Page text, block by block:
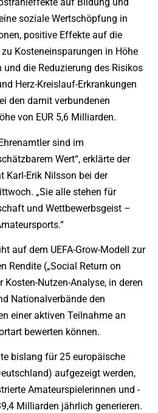
soziale Wertschöpfung in
positive Effekte auf die
Kosteneinsparungen in Höhe
und die Reduzierung des Risikos
Herz-Kreislauf-Erkrankungen
den damit verbundenen
von EUR 5,6 Milliarden.
sind im
Wert“, erklärte der
Karl-Erik Nilsson bei der
„Sie alle stehen für
und Wettbewerbsgeist –
auf dem UEFA-Grow-Modell zur
Rendite („Social Return on
Kosten-Nutzen-Analyse, in deren
Nationalverbände den
einer aktiven Teilnahme an
bewerten können.
bislang für 25 europäische
aufgezeigt werden,
Amateurspielerinnen und -
Milliarden jährlich generieren.